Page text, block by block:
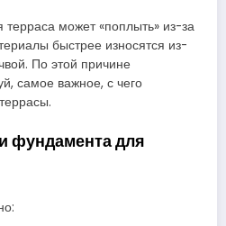
терраса может «поплыть» из-за
быстрее износятся из-
По этой причине
самое важное, с чего
фундамента для